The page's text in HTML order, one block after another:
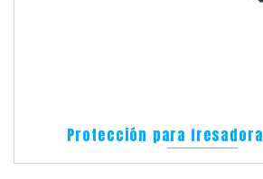
Protección para